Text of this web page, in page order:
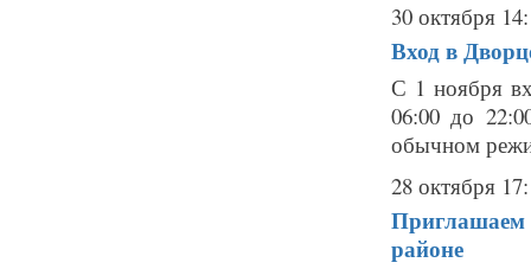
30 октября
Вход в
С 1 ноября
06:00 до
обычном
28 октября
Приглашаем
районе